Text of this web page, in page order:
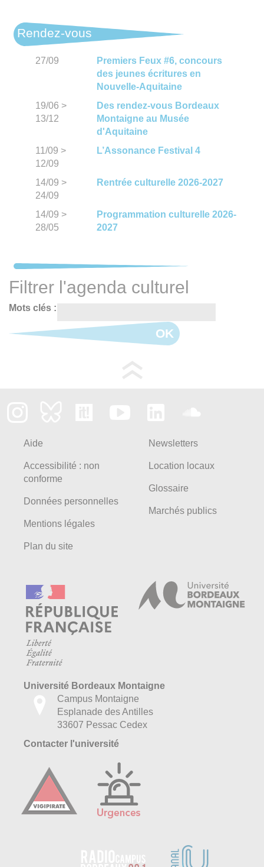
Rendez-vous
27/09
Premiers Feux #6, concours
des jeunes écritures en
Nouvelle-Aquitaine
19/06 >
13/12
Des rendez-vous Bordeaux
Montaigne au Musée
d'Aquitaine
11/09 >
12/09
L’Assonance Festival 4
14/09 >
24/09
Rentrée culturelle 2026-2027
14/09 >
28/05
Programmation culturelle 2026-
2027
Filtrer l'agenda culturel
Mots clés :
OK
Aide
Accessibilité : non
conforme
Données personnelles
Mentions légales
Plan du site
Newsletters
Location locaux
Glossaire
Marchés publics
Université Bordeaux Montaigne
Campus Montaigne
Esplanade des Antilles
33607 Pessac Cedex
Contacter l'université